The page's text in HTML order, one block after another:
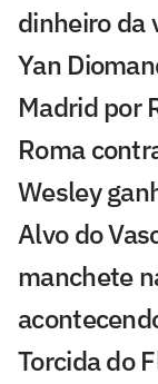
dinheiro da
Yan
Madrid por
Roma
Wesley
Alvo do
manchete
Torcida do